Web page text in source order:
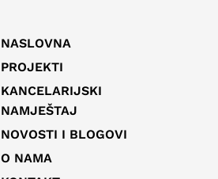
NASLOVNA
PROJEKTI
KANCELARIJSKI
NAMJEŠTAJ
NOVOSTI I BLOGOVI
O NAMA